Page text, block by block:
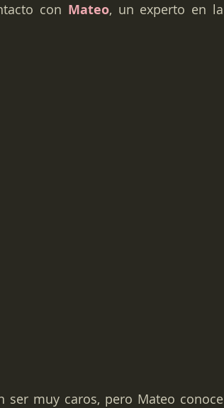
con Mateo, un experto en la
ser muy caros, pero Mateo conoce